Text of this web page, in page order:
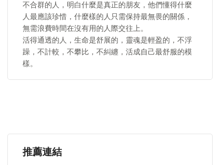
不合群的人，明白什麼是真正的朋友，他們懂得什麼
人最應該珍惜，什麼樣的人只需保持最無畏的關係，
無需浪費時間在沒有用的人際交往上。
活得通透的人，生命是舒展的，靈魂是輕盈的，不浮
躁，不計較，不攀比，不糾纏，活成自己最舒服的模
樣。
推薦連結